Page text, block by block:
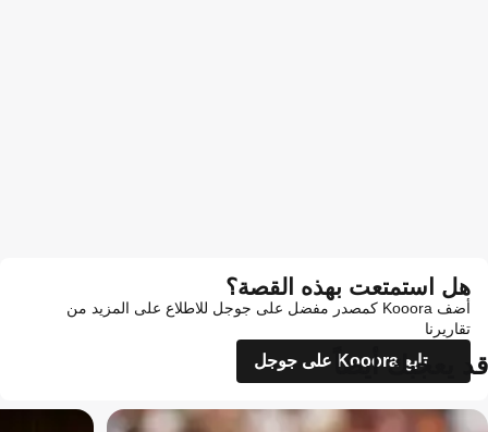
هل استمتعت بهذه القصة؟
أضف Kooora كمصدر مفضل على جوجل للاطلاع على المزيد من
تقاريرنا
تابع Kooora على جوجل
قد يعجبك أيضاً